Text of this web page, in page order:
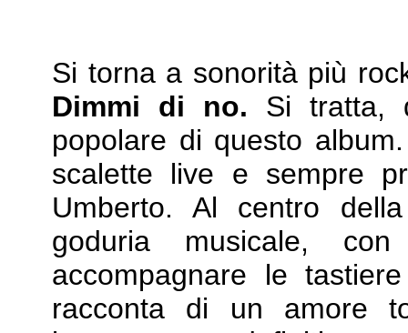
Si torna a sonorità più
Dimmi di no. Si tratta,
popolare di questo
scalette live e sempre
Umberto. Al centro
goduria musicale,
accompagnare le
racconta di un amore